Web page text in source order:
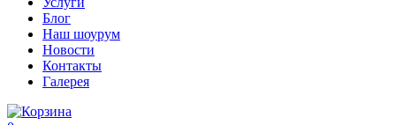
Блог
Наш шоурум
Новости
Контакты
Галерея